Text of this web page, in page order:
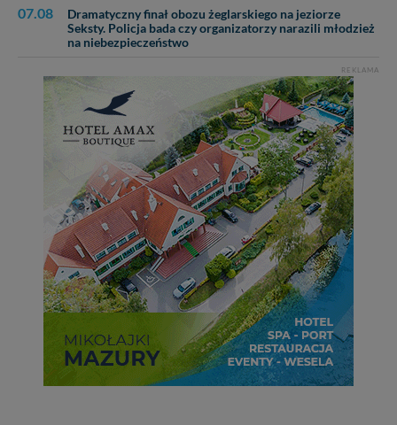
07.08
Dramatyczny finał obozu żeglarskiego na jeziorze
Seksty. Policja bada czy organizatorzy narazili młodzież
na niebezpieczeństwo
REKLAMA